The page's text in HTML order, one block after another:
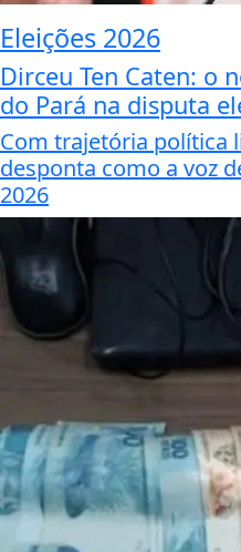
Eleições 2026
Dirceu Ten Caten: o
do Pará na disputa
Com trajetória política
desponta como a voz
2026